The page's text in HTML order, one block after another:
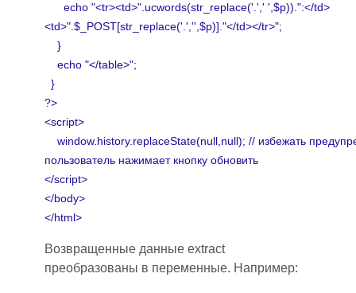
echo "<tr><td>".ucwords(str_replace('.',' ',$p)).":</td>
<td>".$_POST[str_replace('.','',$p)]."</td></tr>";
}
echo "</table>";
}
?>
<script>
window.history.replaceState(null,null); // избежать
пользователь нажимает кнопку обновить
</script>
</body>
</html>
Возвращенные данные extract
преобразованы в переменные. Например: